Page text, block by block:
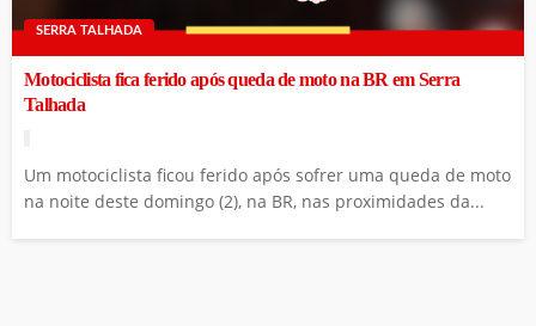
SERRA TALHADA
Motociclista fica ferido após queda de moto na BR em Serra
Talhada
Um motociclista ficou ferido após sofrer uma queda de moto
na noite deste domingo (2), na BR, nas proximidades da...